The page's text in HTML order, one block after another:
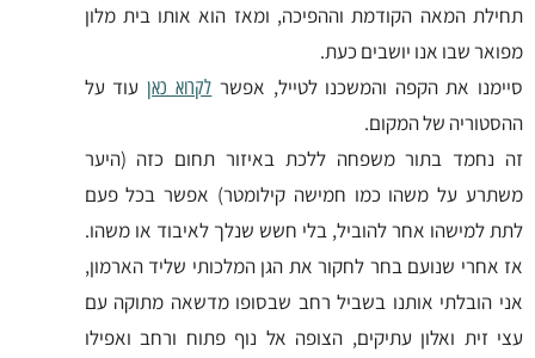
תחילת המאה הקודמת וההפיכה, ומאז הוא אותו בית מלון
מפואר שבו אנו יושבים כעת.
סיימנו את הקפה והמשכנו לטייל, אפשר לקרוא כאן עוד על
ההסטוריה של המקום.
זה נחמד בתור משפחה ללכת באיזור תחום כזה (היער
משתרע על משהו כמו חמישה קילומטר) אפשר בכל פעם
לתת למישהו אחר להוביל, בלי חשש שנלך לאיבוד או משהו.
אז אחרי שנועם בחר לחקור את הגן המלכותי שליד הארמון,
אני הובלתי אותנו בשביל רחב שבסופו מדשאה מתוקה עם
עצי זית ואלון עתיקים, הצופה אל נוף פתוח ורחב ואפילו